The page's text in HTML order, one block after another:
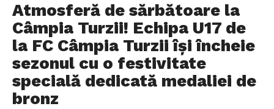
Atmosferă de sărbătoare la
Câmpia Turzii! Echipa U17 de
la FC Câmpia Turzii își încheie
sezonul cu o festivitate
specială dedicată medaliei de
bronz